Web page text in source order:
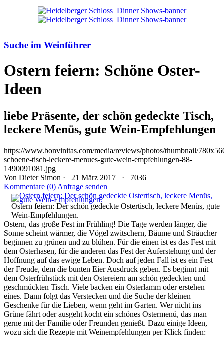
Suche im Weinführer
Ostern feiern: Schöne Oster-
Ideen
liebe Präsente, der schön gedeckte Tisch,
leckere Menüs, gute Wein-Empfehlungen
https://www.bonvinitas.com/media/reviews/photos/thumbnail/
schoene-tisch-leckere-menues-gute-wein-empfehlungen-88-
1490091081.jpg
Von Dieter Simon · 21 März 2017 ·
7036
Kommentare (0) Anfrage senden
Ostern feiern: Der schön gedeckte Ostertisch, leckere Menüs, gute
Wein-Empfehlungen.
Ostern, das große Fest im Frühling! Die Tage werden länger, die
Sonne scheint wärmer, die Vögel zwitschern, Bäume und Sträucher
beginnen zu grünen und zu blühen. Für die einen ist es das Fest mit
dem Osterhasen, für die anderen das Fest der Auferstehung und der
Hoffnung auf das ewige Leben. Doch auf jeden Fall ist es ein Fest
der Freude, dem die bunten Eier Ausdruck geben. Es beginnt mit
dem Osterfrühstück mit den Ostereiern am schön gedeckten und
geschmückten Tisch. Viele backen ein Osterlamm oder erstehen
eines. Dann folgt das Verstecken und die Suche der kleinen
Geschenke für die Lieben, wenn geht im Garten. Wer nicht ins
Grüne fährt oder ausgeht kocht ein schönes Ostermenü, das man
gerne mit der Familie oder Freunden genießt. Dazu einige Ideen,
wozu sich die Rezepte mit Weinempfehlungen per Klick finden: